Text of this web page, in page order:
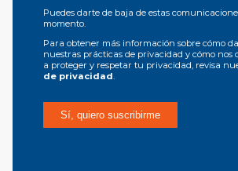
Puedes darte de baja de estas
momento.
Para obtener más información sobre cómo
nuestras prácticas de privacidad y cómo nos
a proteger y respetar tu privacidad, revisa
de privacidad.